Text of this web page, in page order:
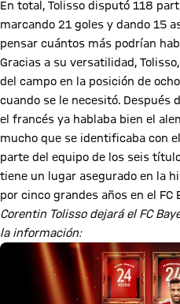
En total, Tolisso disputó 118
marcando 21 goles y dando 15
pensar cuántos más podrían
Gracias a su versatilidad,
del campo en la posición de
cuando se le necesitó. Después
el francés ya hablaba bien el
mucho que se identificaba con
parte del equipo de los seis
tiene un lugar asegurado en la
por cinco grandes años en el FC
Corentin Tolisso dejará el FC
la información: